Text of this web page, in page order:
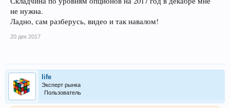
не нужна.
Ладно, сам разберусь, видео и так навалом!
20 дек 2017
life
Эксперт рынка
Пользователь